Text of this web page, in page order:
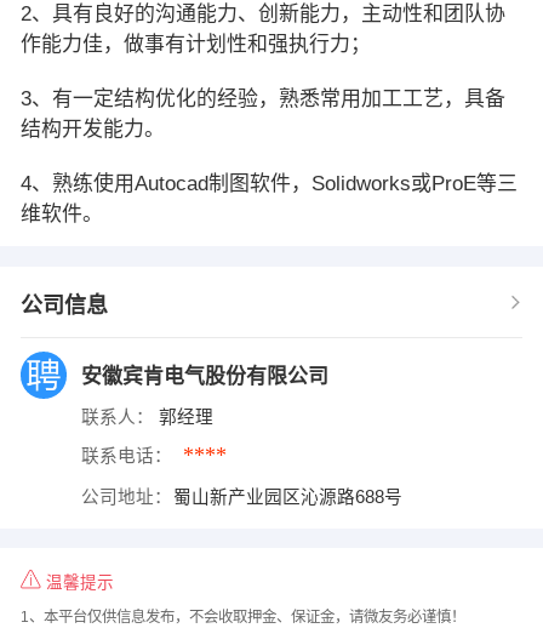
2、具有良好的沟通能力、创新能力，主动性和团队协
作能力佳，做事有计划性和强执行力；
3、有一定结构优化的经验，熟悉常用加工工艺，具备
结构开发能力。
4、熟练使用Autocad制图软件，Solidworks或ProE等三
维软件。
公司信息
安徽宾肯电气股份有限公司
联系人： 郭经理
联系电话： ****
公司地址： 蜀山新产业园区沁源路688号
温馨提示
1、本平台仅供信息发布，不会收取押金、保证金，请微友务必谨慎！